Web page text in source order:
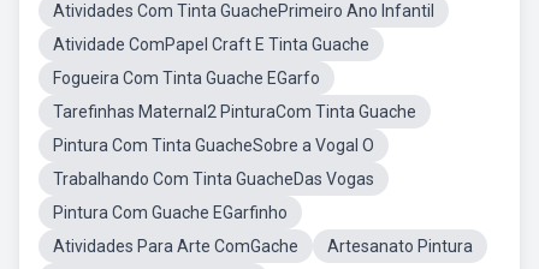
Atividades Com Tinta GuachePrimeiro Ano Infantil
Atividade ComPapel Craft E Tinta Guache
Fogueira Com Tinta Guache EGarfo
Tarefinhas Maternal2 PinturaCom Tinta Guache
Pintura Com Tinta GuacheSobre a Vogal O
Trabalhando Com Tinta GuacheDas Vogas
Pintura Com Guache EGarfinho
Atividades Para Arte ComGache
Artesanato Pintura